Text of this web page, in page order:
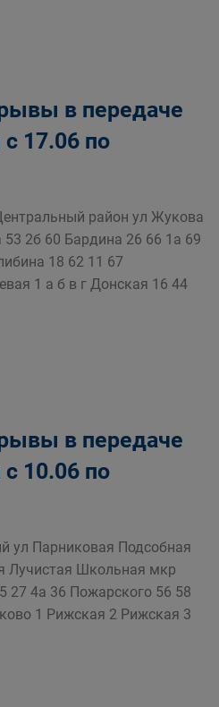
в передаче
с 17.06 по
район ул Жукова
2б 60 Бардина 26 66 1а 69
18 62 11 67
1 а б в г Донская 16 44
в передаче
с 10.06 по
ул Парниковая Подсобная
Лучистая Школьная мкр
27 4а 36 Пожарского 56 58
1 Рижская 2 Рижская 3